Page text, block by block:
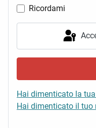
Ricordami
Hai dimenticato la
Hai dimenticato il tuo